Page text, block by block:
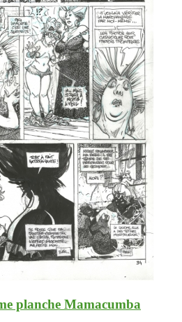
planche Mamacumba